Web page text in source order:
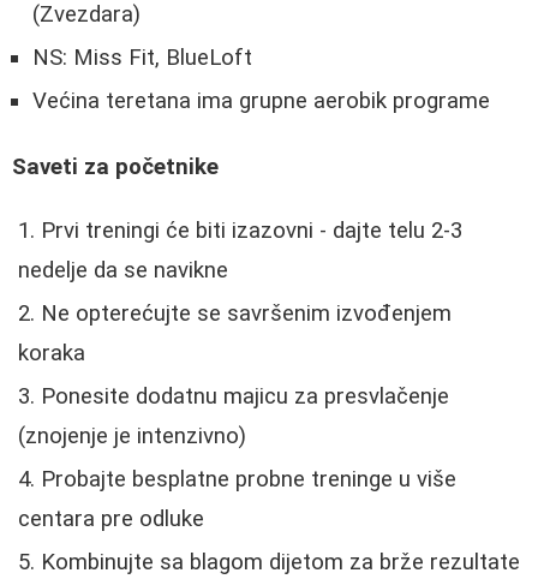
(Zvezdara)
NS: Miss Fit, BlueLoft
Većina teretana ima grupne aerobik programe
Saveti za početnike
Prvi treningi će biti izazovni - dajte telu 2-3
nedelje da se navikne
Ne opterećujte se savršenim izvođenjem
koraka
Ponesite dodatnu majicu za presvlačenje
(znojenje je intenzivno)
Probajte besplatne probne treninge u više
centara pre odluke
Kombinujte sa blagom dijetom za brže rezultate